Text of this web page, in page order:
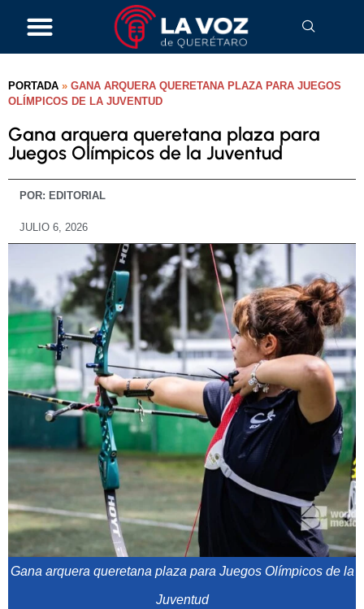
PORTADA » GANA ARQUERA QUERETANA PLAZA PARA JUEGOS
OLÍMPICOS DE LA JUVENTUD
Gana arquera queretana plaza para
Juegos Olímpicos de la Juventud
POR: EDITORIAL
JULIO 6, 2026
Gana arquera queretana plaza para Juegos Olímpicos de la
Juventud